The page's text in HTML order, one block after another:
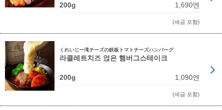
200g 1,690엔
(세금 포함)
くれいじー滝チーズの鉄板トマトチーズハンバーグ
라클레트치즈 얹은 햄버그스테이크
200g 1,090엔
(세금 포함)